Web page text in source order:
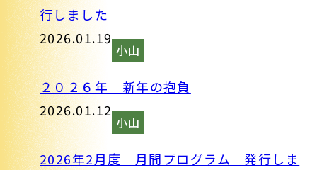
行しました
2026.01.19
小山
２０２６年 新年の抱負
2026.01.12
小山
2026年2月度 月間プログラム 発行しま